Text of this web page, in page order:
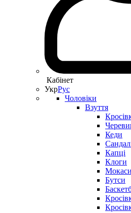
Кабінет
УкрРус
Чоловіки
Взуття
Кеди
Капці
Клоги
Бутси